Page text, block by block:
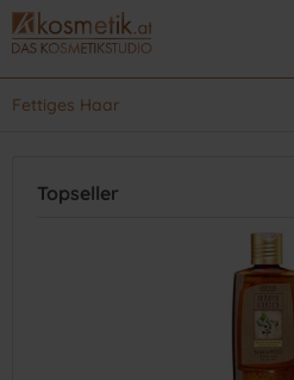
Fettiges Haar
Topseller